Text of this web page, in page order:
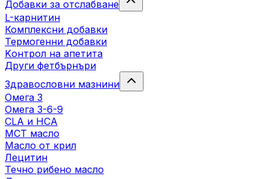
Добавки за отслабване
L-карнитин
Комплексни добавки
Термогенни добавки
Kонтрол на апетита
Други фетбърнъри
Здравословни мазнини
Омега 3
Омега 3-6-9
CLA и HCA
МСТ масло
Масло от крил
Лецитин
Течно рибено масло